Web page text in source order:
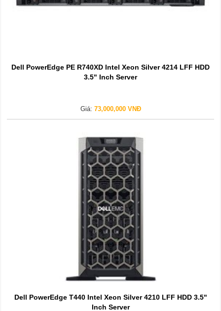
Dell PowerEdge PE R740XD Intel Xeon Silver 4214 LFF HDD
3.5" Inch Server
Giá: 73,000,000 VNĐ
Dell PowerEdge T440 Intel Xeon Silver 4210 LFF HDD 3.5"
Inch Server